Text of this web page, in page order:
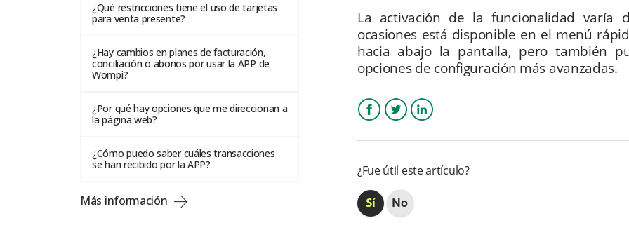
¿Qué restricciones tiene el uso de tarjetas
para venta presente?
¿Hay cambios en planes de facturación,
conciliación o abonos por usar la APP de
Wompi?
¿Por qué hay opciones que me direccionan a
la página web?
¿Cómo puedo saber cuáles transacciones
se han recibido por la APP?
Más información
La activación de la funcionalidad varía
ocasiones está disponible en el menú
hacia abajo la pantalla, pero también
opciones de configuración más avanzadas.
¿Fue útil este artículo?